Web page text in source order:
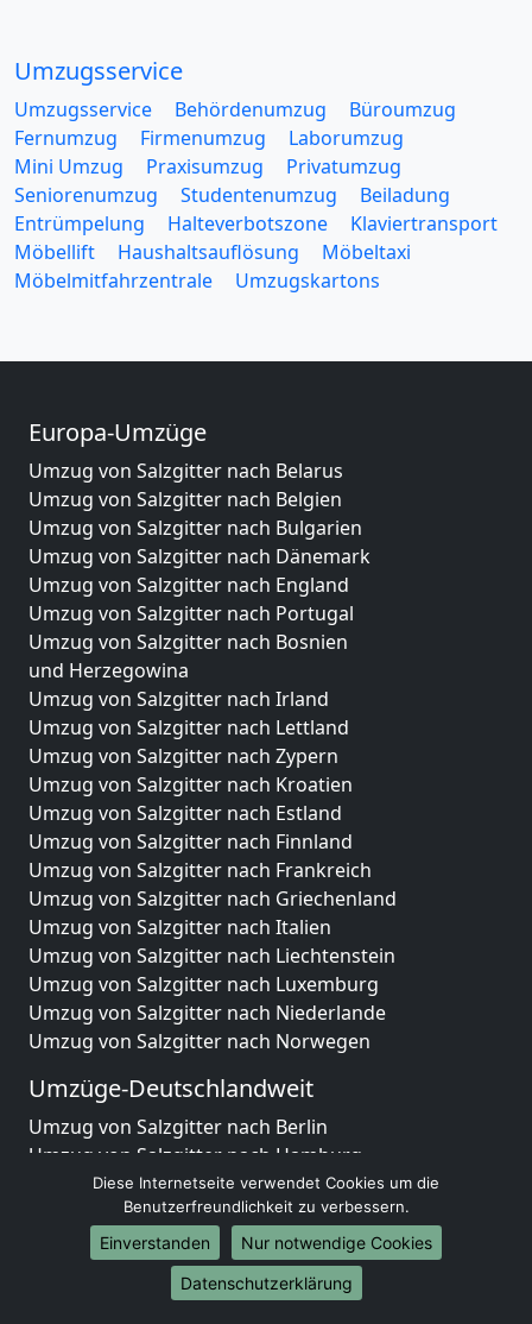
Umzugsservice
Umzugsservice Behördenumzug
Büroumzug
Fernumzug
Firmenumzug
Laborumzug
Mini Umzug
Praxisumzug
Privatumzug
Seniorenumzug
Studentenumzug
Beiladung
Entrümpelung
Halteverbotszone
Klaviertransport
Möbellift
Haushaltsauflösung
Möbeltaxi
Möbelmitfahrzentrale
Umzugskartons
Europa-Umzüge
Umzug von Salzgitter nach Belarus
Umzug von Salzgitter nach Belgien
Umzug von Salzgitter nach Bulgarien
Umzug von Salzgitter nach Dänemark
Umzug von Salzgitter nach England
Umzug von Salzgitter nach Portugal
Umzug von Salzgitter nach Bosnien
und Herzegowina
Umzug von Salzgitter nach Irland
Umzug von Salzgitter nach Lettland
Umzug von Salzgitter nach Zypern
Umzug von Salzgitter nach Kroatien
Umzug von Salzgitter nach Estland
Umzug von Salzgitter nach Finnland
Umzug von Salzgitter nach Frankreich
Umzug von Salzgitter nach Griechenland
Umzug von Salzgitter nach Italien
Umzug von Salzgitter nach Liechtenstein
Umzug von Salzgitter nach Luxemburg
Umzug von Salzgitter nach Niederlande
Umzug von Salzgitter nach Norwegen
Umzüge-Deutschlandweit
Umzug von Salzgitter nach Berlin
Umzug von Salzgitter nach Hamburg
Umzug von Salzgitter nach München
Umzug von Salzgitter nach Köln
Umzug von Salzgitter nach Frankfurt am Main
Umzug von Salzgitter nach Stuttgart
Umzug von Salzgitter nach Düsseldorf
Diese Internetseite verwendet Cookies um die
Benutzerfreundlichkeit zu verbessern.
Einverstanden
Nur notwendige Cookies
Datenschutzerklärung